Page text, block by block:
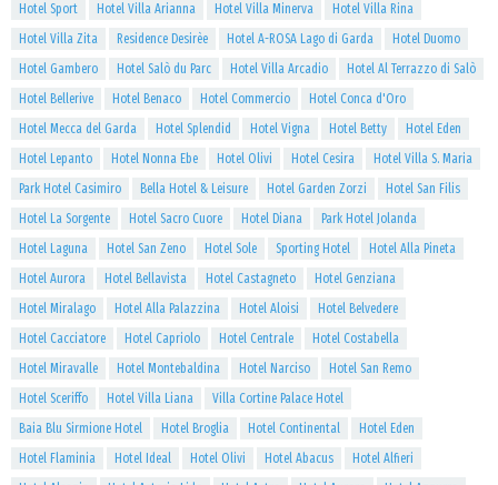
Hotel Sport
Hotel Villa Arianna Hotel Villa Minerva
Hotel Villa Rina
Hotel Villa Zita
Residence Desirèe Hotel A-ROSA Lago di Garda
Hotel Duomo
Hotel Gambero
Hotel Salò du Parc Hotel Villa Arcadio
Hotel Al Terrazzo di Salò
Hotel Bellerive
Hotel Benaco Hotel Commercio
Hotel Conca d'Oro
Hotel Mecca del Garda
Hotel Splendid Hotel Vigna Hotel Betty
Hotel Eden
Hotel Lepanto
Hotel Nonna Ebe Hotel Olivi Hotel Cesira
Hotel Villa S. Maria
Park Hotel Casimiro
Bella Hotel & Leisure Hotel Garden Zorzi
Hotel San Filis
Hotel La Sorgente
Hotel Sacro Cuore Hotel Diana
Park Hotel Jolanda
Hotel Laguna
Hotel San Zeno Hotel Sole Sporting Hotel
Hotel Alla Pineta
Hotel Aurora
Hotel Bellavista Hotel Castagneto
Hotel Genziana
Hotel Miralago
Hotel Alla Palazzina Hotel Aloisi
Hotel Belvedere
Hotel Cacciatore
Hotel Capriolo Hotel Centrale
Hotel Costabella
Hotel Miravalle
Hotel Montebaldina Hotel Narciso
Hotel San Remo
Hotel Sceriffo
Hotel Villa Liana
Villa Cortine Palace Hotel
Baia Blu Sirmione Hotel
Hotel Broglia Hotel Continental
Hotel Eden
Hotel Flaminia
Hotel Ideal Hotel Olivi Hotel Abacus
Hotel Alfieri